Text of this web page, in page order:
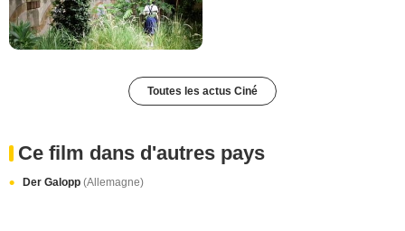
Toutes les actus Ciné
Ce film dans d'autres pays
Der Galopp (Allemagne)